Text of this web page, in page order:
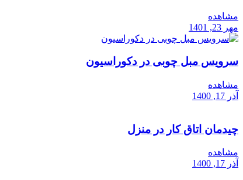
مشاهده
مهر 23, 1401
سرویس مبل چوبی در دکوراسیون
مشاهده
آذر 17, 1400
چیدمان اتاق کار در منزل
مشاهده
آذر 17, 1400